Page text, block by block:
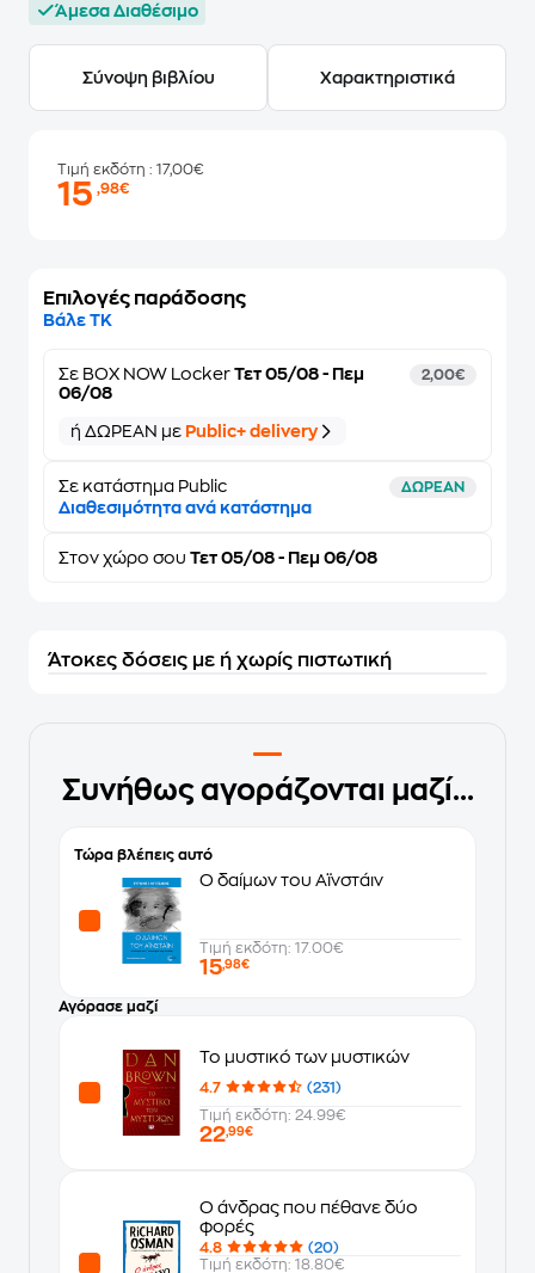
Άμεσα Διαθέσιμο
Σύνοψη βιβλίου Χαρακτηριστικά
Τιμή εκδότη : 17,00€
15,98€
Επιλογές παράδοσης
Βάλε ΤΚ
Σε BOX NOW Locker Τετ 05/08 - Πεμ
06/08
2,00€
ή ΔΩΡΕΑΝ με Public+ delivery
Σε κατάστημα Public ΔΩΡΕΑΝ
Διαθεσιμότητα ανά κατάστημα
Στον χώρο σου Τετ 05/08 - Πεμ 06/08
Άτοκες δόσεις με ή χωρίς πιστωτική
Συνήθως αγοράζονται μαζί...
Τώρα βλέπεις αυτό
Ο δαίμων του Αϊνστάιν
Τιμή εκδότη: 17.00€
15,98€
Αγόρασε μαζί
Το μυστικό των μυστικών
4.7
(231)
Τιμή εκδότη: 24.99€
22,99€
Ο άνδρας που πέθανε δύο
φορές
4.8
(20)
Τιμή εκδότη: 18.80€